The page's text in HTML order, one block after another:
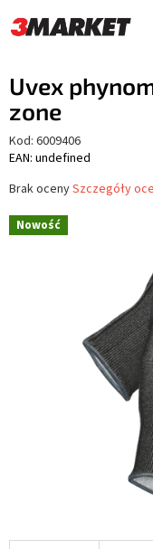
do
treści
Uvex
zone
Kod: 6009406
EAN: undefined
Średnia
produktu
wynosi
Brak ocenySzczegóły
Nowość